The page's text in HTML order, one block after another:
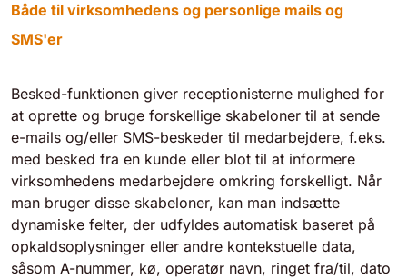
Både til virksomhedens og personlige mails og
SMS'er
Besked-funktionen giver receptionisterne mulighed for
at oprette og bruge forskellige skabeloner til at sende
e-mails og/eller SMS-beskeder til medarbejdere, f.eks.
med besked fra en kunde eller blot til at informere
virksomhedens medarbejdere omkring forskelligt. Når
man bruger disse skabeloner, kan man indsætte
dynamiske felter, der udfyldes automatisk baseret på
opkaldsoplysninger eller andre kontekstuelle data,
såsom A-nummer, kø, operatør navn, ringet fra/til, dato